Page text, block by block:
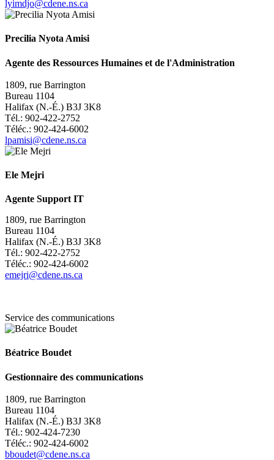
lyimdjo@cdene.ns.ca
Precilia Nyota Amisi
Agente des Ressources Humaines et de l'Administration
1809, rue Barrington
Bureau 1104
Halifax (N.-É.) B3J 3K8
Tél.: 902-422-2752
Téléc.: 902-424-6002
lpamisi@cdene.ns.ca
Ele Mejri
Agente Support IT
1809, rue Barrington
Bureau 1104
Halifax (N.-É.) B3J 3K8
Tél.: 902-422-2752
Téléc.: 902-424-6002
emejri@cdene.ns.ca
Service des communications
Béatrice Boudet
Gestionnaire des communications
1809, rue Barrington
Bureau 1104
Halifax (N.-É.) B3J 3K8
Tél.: 902-424-7230
Téléc.: 902-424-6002
bboudet@cdene.ns.ca